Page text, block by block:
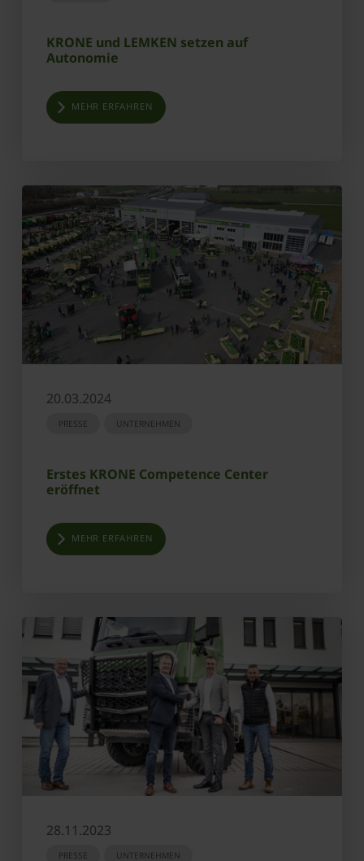
KRONE und LEMKEN setzen auf
Autonomie
MEHR ERFAHREN
20.03.2024
PRESSE UNTERNEHMEN
Erstes KRONE Competence Center
eröffnet
MEHR ERFAHREN
28.11.2023
PRESSE UNTERNEHMEN